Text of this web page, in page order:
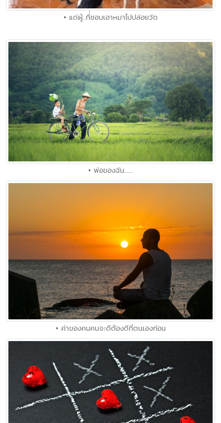
• แด่ผู้..ที่่ชอบเอาหมาไปปล่อยวัด
• พ่อของฉัน......
• ค่าของคนคนจะดีต้องดีที่ตนเองก่อน